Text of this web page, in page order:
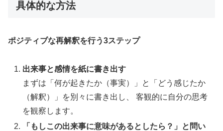
具体的な方法
ポジティブな再解釈を行う3ステップ
出来事と感情を紙に書き出す
まずは「何が起きたか（事実）」と「どう感じたか
（解釈）」を別々に書き出し、 客観的に自分の思考
を観察します。
「もしこの出来事に意味があるとしたら？」と問い